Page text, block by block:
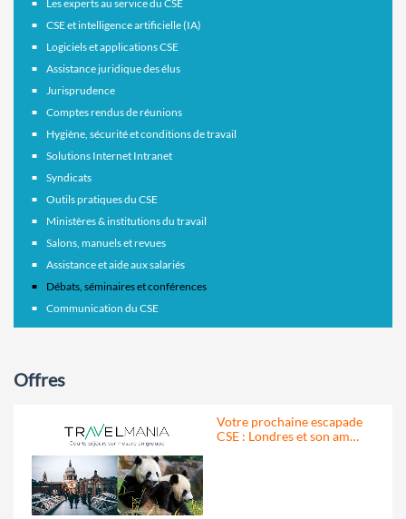
Les experts au service du CSE
CSE et intelligence artificielle (IA)
Logiciels et applications CSE
Assistance juridique des élus
Jurisprudence
Comptes rendus de réunions
Hygiène, sécurité et conditions de travail
Solutions Internet Intranet
Syndicats
Outils pratiques du CSE
Ministères & institutions du travail
Salons, manuels et revues
Assistance et aide aux salariés
Débats, séminaires et conférences
Communication du CSE
Offres
Votre prochaine escapade
CSE : Londres et son am…